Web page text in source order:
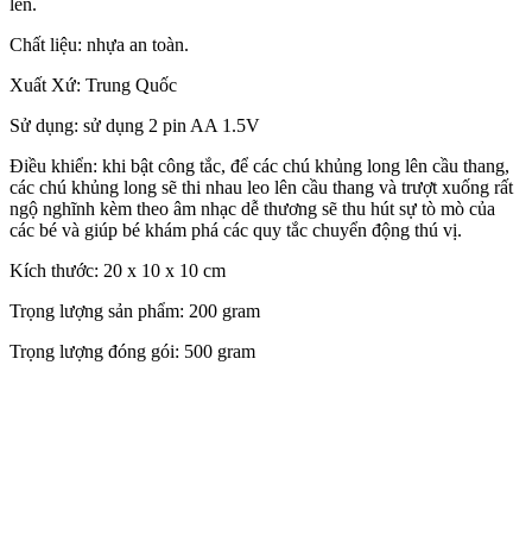
Chất liệu: nhựa an toàn.
Xuất Xứ: Trung Quốc
Sử dụng: sử dụng 2 pin AA 1.5V
Điều khiển: khi bật công tắc, để các chú khủng long lên cầu thang,
các chú khủng long sẽ thi nhau leo lên cầu thang và trượt xuống rất
ngộ nghĩnh kèm theo âm nhạc dễ thương sẽ thu hút sự tò mò của
các bé và giúp bé khám phá các quy tắc chuyển động thú vị.
Kích thước: 20 x 10 x 10 cm
Trọng lượng sản phẩm: 200 gram
Trọng lượng đóng gói: 500 gram